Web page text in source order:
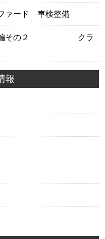
ァード 車検整備
備編その２ クラ
報